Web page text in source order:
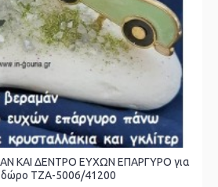
ΚΑΙ ΔΕΝΤΡΟ ΕΥΧΩΝ ΕΠΑΡΓΥΡΟ για
δώρο ΤΖΑ-5006/41200